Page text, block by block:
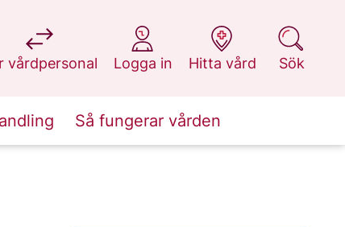
vårdpersonal
på 1177.se
Logga in
på 1177.se
Hitta vård
på 1177.se
Sök
på 1177.se
Så fungerar vården